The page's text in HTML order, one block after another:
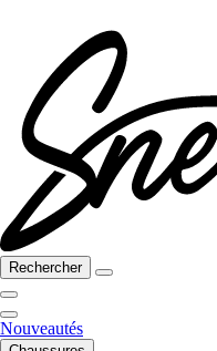
Rechercher
Nouveautés